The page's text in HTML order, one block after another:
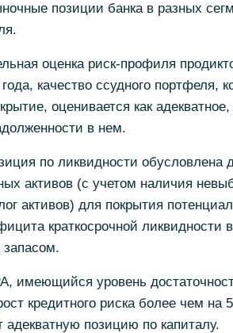
позиции банка в разных
оценка риск-профиля
качество ссудного портфеля,
оценивается как
в нем.
по ликвидности
активов (с учетом наличия
активов) для покрытия
краткосрочной
запасом.
имеющийся уровень
кредитного риска более чем на
адекватную позицию по капиталу.